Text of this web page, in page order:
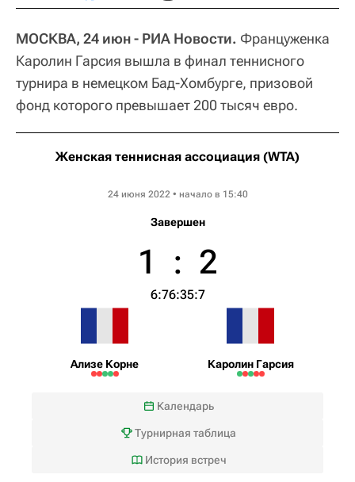
МОСКВА, 24 июн - РИА Новости. Француженка
Каролин Гарсия вышла в финал теннисного
турнира в немецком Бад-Хомбурге, призовой
фонд которого превышает 200 тысяч евро.
Женская теннисная ассоциация (WTA)
24 июня 2022 • начало в 15:40
Завершен
Ализе Корне
1 : 2
6:76:35:7
Каролин Гарсия
Календарь
Турнирная таблица
История встреч